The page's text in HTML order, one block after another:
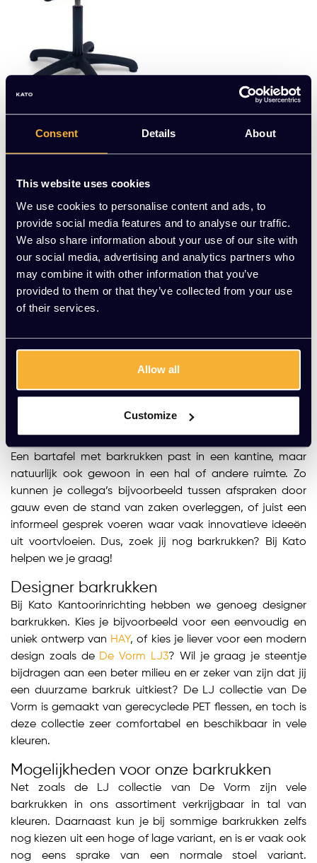
Consent Details About
This website uses cookies
We use cookies to personalise content and ads, to
provide social media features and to analyse our traffic.
We also share information about your use of our site with
our social media, advertising and analytics partners who
may combine it with other information that you’ve
provided to them or that they’ve collected from your use
of their services.
Allow all
Customize
EUR 104,00 Excl. btw
Barkrukken bij Kato Kantoorinrichting
Ben jij op zoek naar de juiste, meest comfortabele
Kantoorinrichting. Wij beschikken over een ruim
Een bartafel met barkrukken past in een kantine, maar
natuurlijk ook gewoon in een hal of andere ruimte. Zo
kunnen je collega’s bijvoorbeeld tussen afspraken door
gauw even de stand van zaken overleggen, of juist een
informeel gesprek voeren waar vaak innovatieve ideeën
uit voortvloeien. Dus, zoek jij nog barkrukken? Bij Kato
helpen we je graag!
Designer barkrukken
Bij Kato Kantoorinrichting hebben we genoeg designer
barkrukken. Kies je bijvoorbeeld voor een eenvoudig en
uniek ontwerp van HAY, of kies je liever voor een modern
design zoals de De Vorm LJ3? Wil je graag je steentje
bijdragen aan een beter milieu en er zeker van zijn dat jij
een duurzame barkruk uitkiest? De LJ collectie van De
Vorm is gemaakt van gerecyclede PET flessen, en toch is
deze collectie zeer comfortabel en beschikbaar in vele
kleuren.
Mogelijkheden voor onze barkrukken
Net zoals de LJ collectie van De Vorm zijn vele
barkrukken in ons assortiment verkrijgbaar in tal van
kleuren. Daarnaast kun je bij sommige barkrukken zelfs
nog kiezen uit een hoge of lage variant, en is er vaak ook
nog eens sprake van een normale stoel variant.